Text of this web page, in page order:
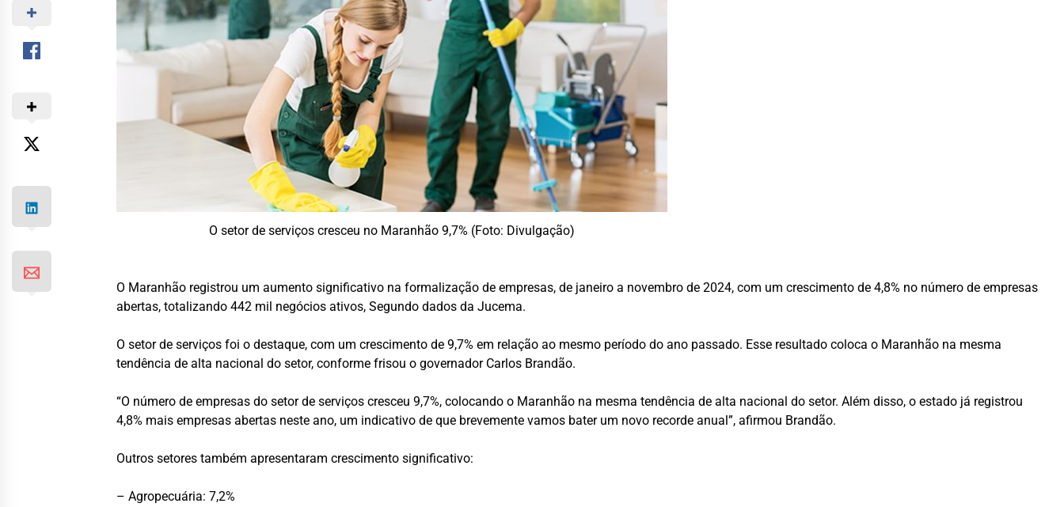
O setor de serviços cresceu no Maranhão 9,7% (Foto: Divulgação)
O Maranhão registrou um aumento significativo na formalização de empresas, de janeiro a novembro de 2024, com um crescimento de 4,8% no número de empresas
abertas, totalizando 442 mil negócios ativos, Segundo dados da Jucema.
O setor de serviços foi o destaque, com um crescimento de 9,7% em relação ao mesmo período do ano passado. Esse resultado coloca o Maranhão na mesma
tendência de alta nacional do setor, conforme frisou o governador Carlos Brandão.
“O número de empresas do setor de serviços cresceu 9,7%, colocando o Maranhão na mesma tendência de alta nacional do setor. Além disso, o estado já registrou
4,8% mais empresas abertas neste ano, um indicativo de que brevemente vamos bater um novo recorde anual”, afirmou Brandão.
Outros setores também apresentaram crescimento significativo:
– Agropecuária: 7,2%